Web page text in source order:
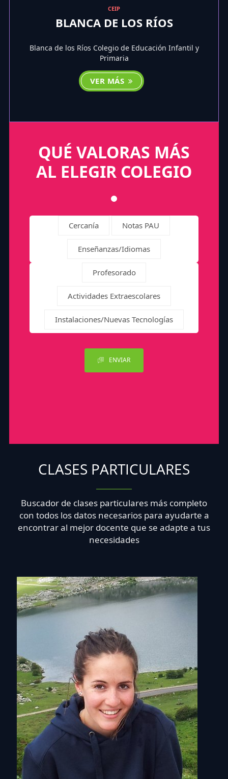
CEIP
BLANCA DE LOS RÍOS
Blanca de los Ríos Colegio de Educación Infantil y
Primaria
VER MÁS
QUÉ VALORAS MÁS
AL ELEGIR COLEGIO
Cercanía Notas PAU
Enseñanzas/Idiomas
Profesorado
Actividades Extraescolares
Instalaciones/Nuevas Tecnologías
ENVIAR
CLASES PARTICULARES
Buscador de clases particulares más completo
con todos los datos necesarios para ayudarte a
encontrar al mejor docente que se adapte a tus
necesidades